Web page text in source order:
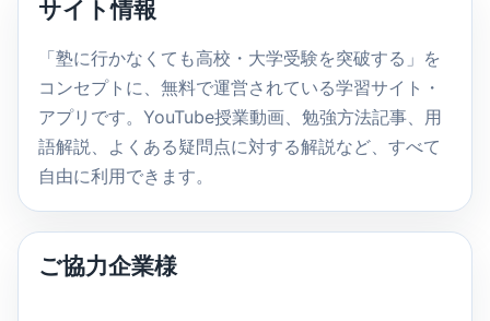
検
索
サイト情報
「塾に行かなくても高校・大学受験を突破する」を
コンセプトに、無料で運営されている学習サイト・
アプリです。YouTube授業動画、勉強方法記事、用
語解説、よくある疑問点に対する解説など、すべて
自由に利用できます。
ご協力企業様